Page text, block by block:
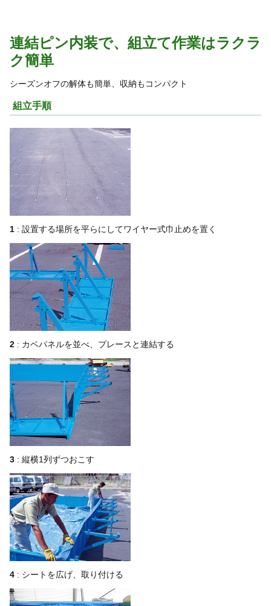
連結ピン内装で、組立て作業はラクラ
ク簡単
シーズンオフの解体も簡単、収納もコンパクト
組立手順
1: 設置する場所を平らにしてワイヤー式巾止めを置く
2: カベパネルを並べ、プレースと連結する
3: 縦横1列ずつおこす
4: シートを広げ、取り付ける